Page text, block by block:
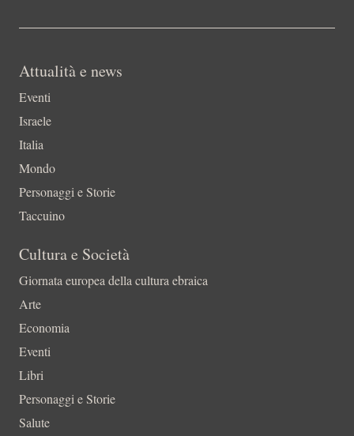
Attualità e news
Eventi
Israele
Italia
Mondo
Personaggi e Storie
Taccuino
Cultura e Società
Giornata europea della cultura ebraica
Arte
Economia
Eventi
Libri
Personaggi e Storie
Salute